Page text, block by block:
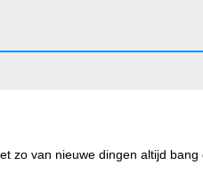
zo van nieuwe dingen altijd bang